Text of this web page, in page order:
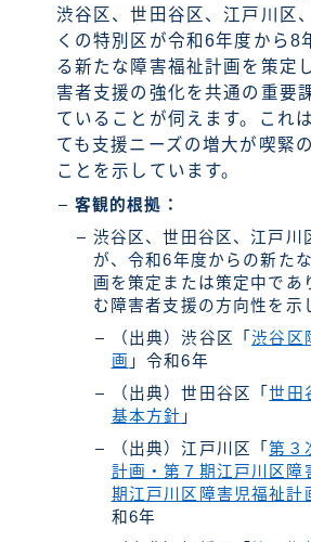
渋谷区、世田谷区、江戸川区
くの特別区が令和6年度から8
る新たな障害福祉計画を策定
害者支援の強化を共通の重要
ていることが伺えます。これ
ても支援ニーズの増大が喫緊
ことを示しています。
客観的根拠：
渋谷区、世田谷区、江戸川
が、令和6年度からの新た
画を策定または策定中であ
む障害者支援の方向性を示
（出典）渋谷区「渋谷区
画 」令和6年
（出典）世田谷区「世田
基本方針 」
（出典）江戸川区「第３
計画・第７期江戸川区障
期江戸川区障害児福祉計
和6年